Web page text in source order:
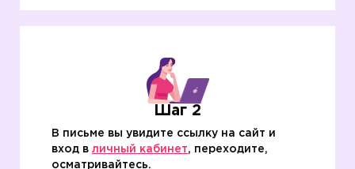
Шаг 2
В письме вы увидите ссылку на сайт и
вход в личный кабинет, переходите,
осматривайтесь.